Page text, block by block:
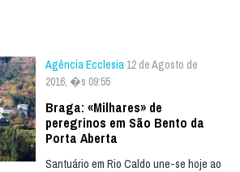
Agência Ecclesia 12 de Agosto de
2016, �s 09:55
Braga: «Milhares» de
peregrinos em São Bento da
Porta Aberta
Santuário em Rio Caldo une-se hoje ao